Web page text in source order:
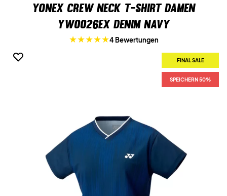
Yonex Crew Neck T-shirt Damen
YW0026EX Denim Navy
4 Bewertungen
FINAL SALE
SPEICHERN 50%